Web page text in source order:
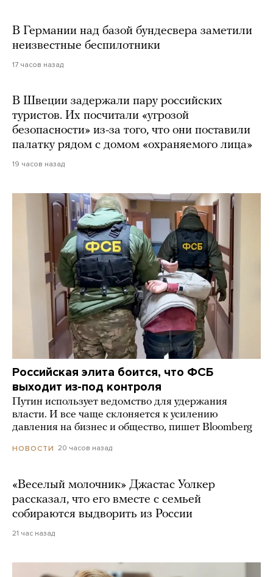
В Германии над базой бундесвера заметили
неизвестные беспилотники
17 часов назад
В Швеции задержали пару российских
туристов. Их посчитали «угрозой
безопасности» из-за того, что они поставили
палатку рядом с домом «охраняемого лица»
19 часов назад
Российская элита боится, что ФСБ
выходит из-под контроля
Путин использует ведомство для удержания
власти. И все чаще склоняется к усилению
давления на бизнес и общество, пишет Bloomberg
НОВОСТИ 20 часов назад
«Веселый молочник» Джастас Уолкер
рассказал, что его вместе с семьей
собираются выдворить из России
21 час назад